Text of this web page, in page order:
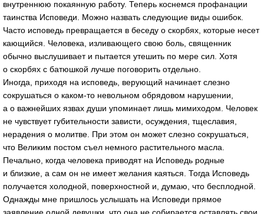
внутреннюю покаянную работу. Теперь коснемся профанации
таинства Исповеди. Можно назвать следующие виды ошибок.
Часто исповедь превращается в беседу о скорбях, которые несет
кающийся. Человека, изливающего свою боль, священник
обычно выслушивает и пытается утешить по мере сил. Хотя
о скорбях с батюшкой лучше поговорить отдельно.
Иногда, приходя на исповедь, верующий начинает слезно
сокрушаться о каком-то невольном обрядовом нарушении,
а о важнейших язвах души упоминает лишь мимиходом. Человек
не чувствует губительности зависти, осуждения, тщеславия,
нерадения о молитве. При этом он может слезно сокрушаться,
что Великим постом съел немного растительного масла.
Печально, когда человека приводят на Исповедь родные
и близкие, а сам он не имеет желания каяться. Тогда Исповедь
получается холодной, поверхностной и, думаю, что бесплодной.
Однажды мне пришлось услышать на Исповеди прямое
заявление одной девушки, что она не собирается оставлять свои